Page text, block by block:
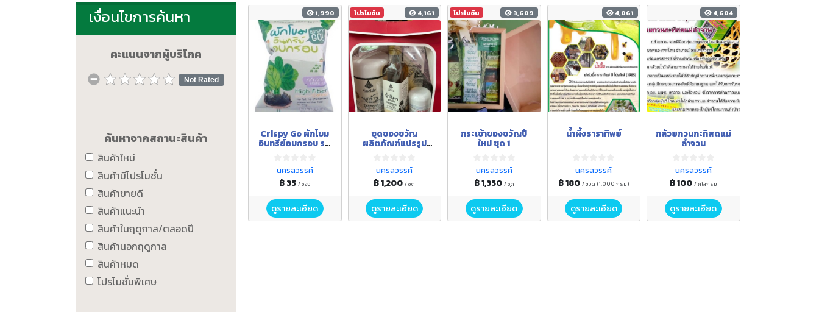
1,990
Crispy Go ผักโขม
อินทรีย์อบกรอบ รส
นครสวรรค์
฿ 35 / ซอง
ดูรายละเอียด
โปรโมชัน 4,161
ชุดของขวัญ
ผลิตภัณฑ์แปรรูป
นครสวรรค์
฿ 1,200/ ชุด
ดูรายละเอียด
โปรโมชัน 3,609
กระเช้าของขวัญปี
ใหม่ ชุด 1
นครสวรรค์
฿ 1,350 / ชุด
ดูรายละเอียด
4,061
น้ำผึ้งธาราทิพย์
นครสวรรค์
฿ 180 / ขวด (1,000 กรัม)
ดูรายละเอียด
4,604
กล้วยกวนกะทิสดแม่
ลำจวน
นครสวรรค์
฿ 100 / กิโลกรัม
ดูรายละเอียด
เงื่อนไขการค้นหา
คะแนนจากผู้บริโภค
Not Rated
ค้นหาจากสถานะสินค้า
สินค้าใหม่
สินค้ามีโปรโมชั่น
สินค้าขายดี
สินค้าแนะนำ
สินค้าในฤดูกาล/ตลอดปี
สินค้านอกฤดูกาล
สินค้าหมด
โปรโมชั่นพิเศษ